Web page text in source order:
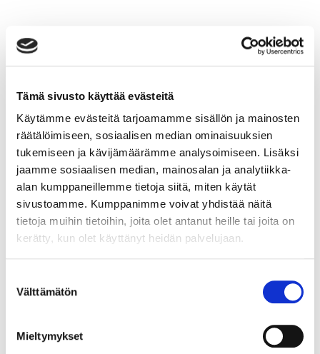
Tämä sivusto käyttää evästeitä
Käytämme evästeitä tarjoamamme sisällön ja mainosten
räätälöimiseen, sosiaalisen median ominaisuuksien
tukemiseen ja kävijämäärämme analysoimiseen. Lisäksi
jaamme sosiaalisen median, mainosalan ja analytiikka-
alan kumppaneillemme tietoja siitä, miten käytät
sivustoamme. Kumppanimme voivat yhdistää näitä
tietoja muihin tietoihin, joita olet antanut heille tai joita on
kerätty, kun olet käyttänyt heidän palvelujaan.
valinta
Välttämätön
Mieltymykset